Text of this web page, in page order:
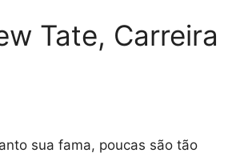
Tate, Carreira
sua fama, poucas são tão